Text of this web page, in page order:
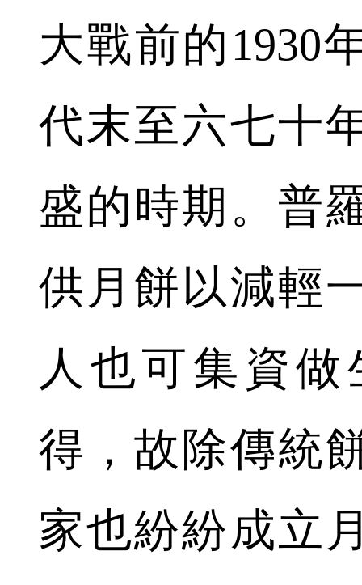
大戰前的1930
代末至六七十
盛的時期。普
供月餅以減輕
人也可集資
得，故除傳統
家也紛紛成立